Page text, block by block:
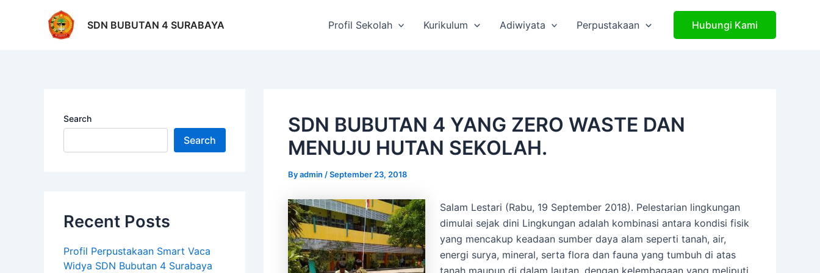
SDN BUBUTAN 4 SURABAYA Profil Sekolah Kurikulum Adiwiyata Perpustakaan Hubungi Kami
Search
Search
Recent Posts
Profil Perpustakaan Smart Vaca
Widya SDN Bubutan 4 Surabaya
SDN BUBUTAN 4 YANG ZERO WASTE DAN
MENUJU HUTAN SEKOLAH.
Byadmin /September 23, 2018
Salam Lestari (Rabu, 19 September 2018). Pelestarian lingkungan
dimulai sejak dini Lingkungan adalah kombinasi antara kondisi fisik
yang mencakup keadaan sumber daya alam seperti tanah, air,
energi surya, mineral, serta flora dan fauna yang tumbuh di atas
tanah maupun di dalam lautan, dengan kelembagaan yang meliputi